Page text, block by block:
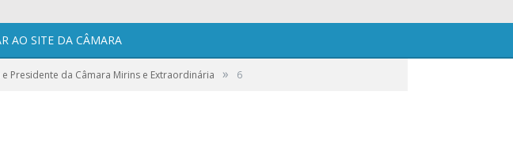
por:
AO SITE DA CÂMARA
Presidente da Câmara Mirins e Extraordinária » 6